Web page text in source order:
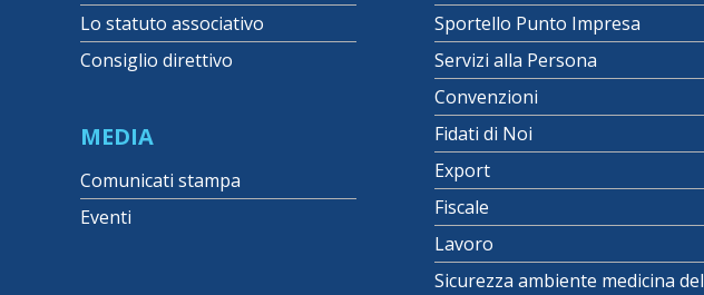
Lo statuto associativo
Consiglio direttivo
MEDIA
Comunicati stampa
Eventi
Sportello Punto Impresa
Servizi alla Persona
Convenzioni
Fidati di Noi
Export
Fiscale
Lavoro
Sicurezza ambiente medicina del